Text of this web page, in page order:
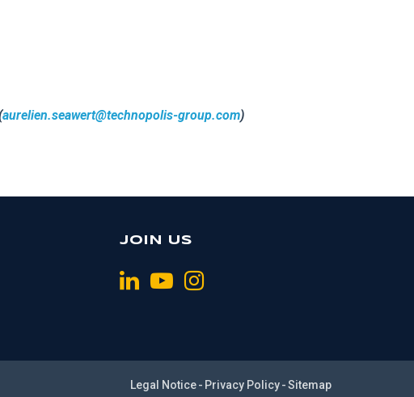
aurelien.seawert@technopolis-group.com)
JOIN US
Legal Notice Privacy Policy Sitemap